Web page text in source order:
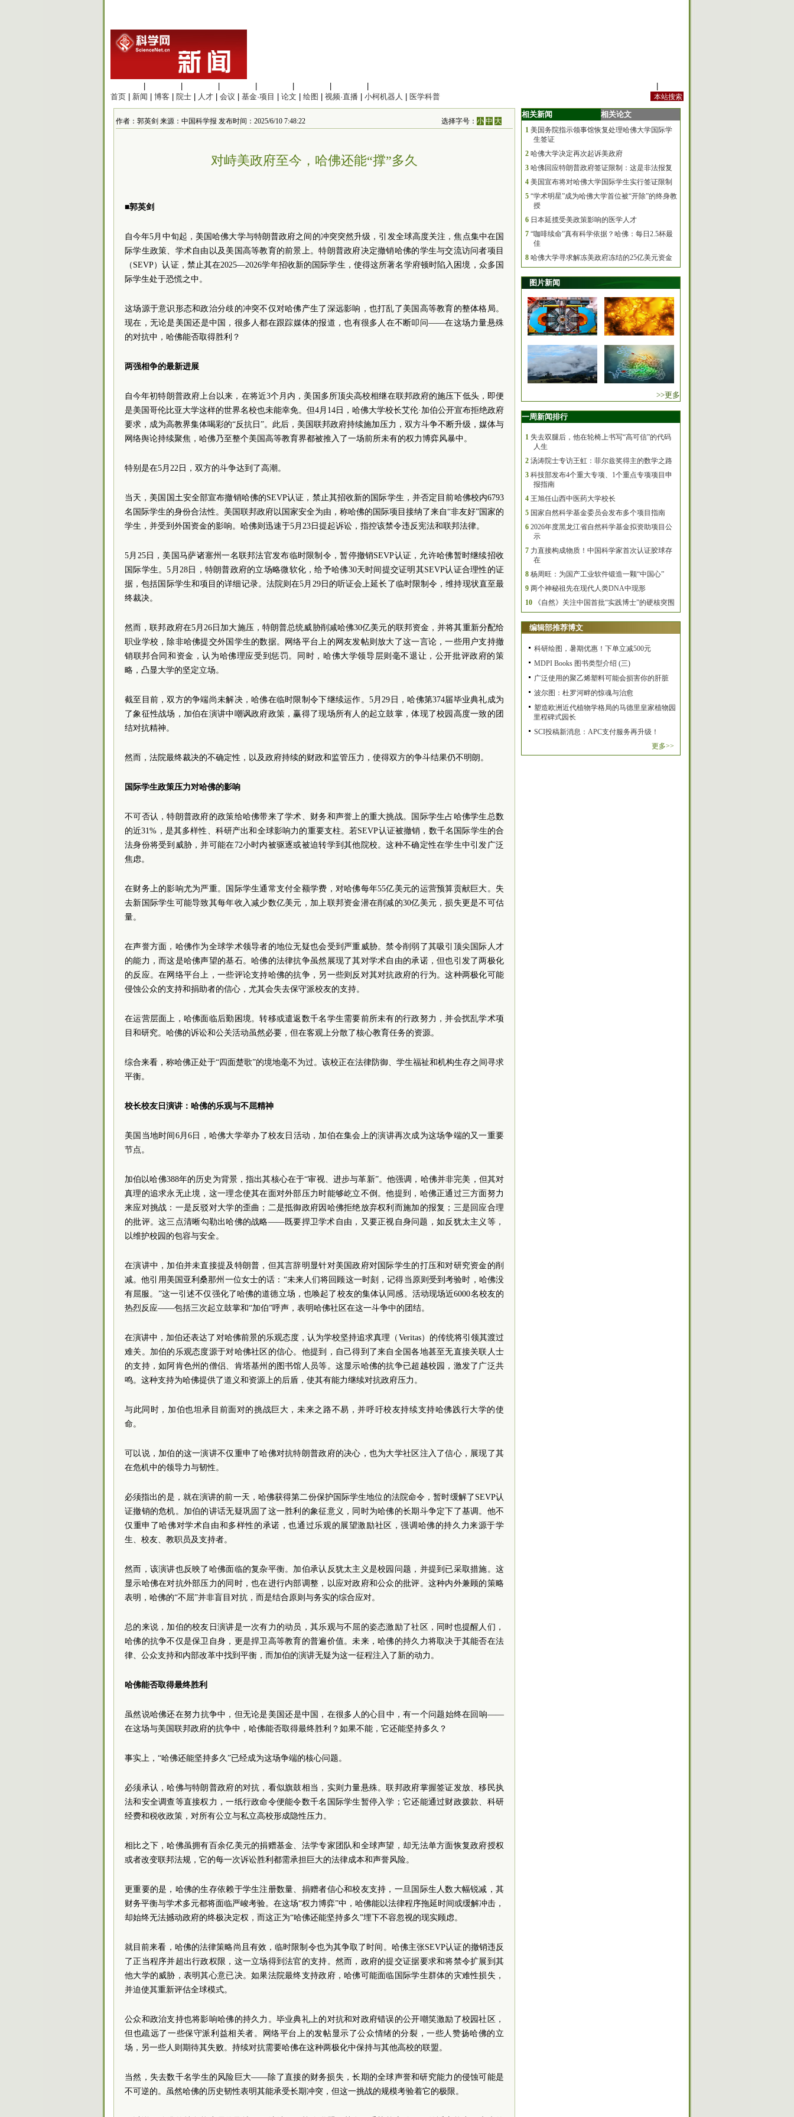
首页
新闻 博客 院士 人才 会议 基金·项目 论文 绘图 视频·直播 小柯机器人 医学科普
作者：郭英剑 来源：中国科学报 发布时间：2025/6/10 7:48:22 选择字号：小 中 大
对峙美政府至今，哈佛还能“撑”多久
■郭英剑
自今年5月中旬起，美国哈佛大学与特朗普政府之间的冲突突然升级，引发全球高度关注，焦点集中在国
际学生政策、学术自由以及美国高等教育的前景上。特朗普政府决定撤销哈佛的学生与交流访问者项目
（SEVP）认证，禁止其在2025—2026学年招收新的国际学生，使得这所著名学府顿时陷入困境，众多国
际学生处于恐慌之中。
这场源于意识形态和政治分歧的冲突不仅对哈佛产生了深远影响，也打乱了美国高等教育的整体格局。
现在，无论是美国还是中国，很多人都在跟踪媒体的报道，也有很多人在不断叩问——在这场力量悬殊
的对抗中，哈佛能否取得胜利？
两强相争的最新进展
自今年初特朗普政府上台以来，在将近3个月内，美国多所顶尖高校相继在联邦政府的施压下低头，即便
是美国哥伦比亚大学这样的世界名校也未能幸免。但4月14日，哈佛大学校长艾伦·加伯公开宣布拒绝政府
要求，成为高教界集体喝彩的“反抗日”。此后，美国联邦政府持续施加压力，双方斗争不断升级，媒体与
网络舆论持续聚焦，哈佛乃至整个美国高等教育界都被推入了一场前所未有的权力博弈风暴中。
特别是在5月22日，双方的斗争达到了高潮。
当天，美国国土安全部宣布撤销哈佛的SEVP认证，禁止其招收新的国际学生，并否定目前哈佛校内6793
名国际学生的身份合法性。美国联邦政府以国家安全为由，称哈佛的国际项目接纳了来自“非友好”国家的
学生，并受到外国资金的影响。哈佛则迅速于5月23日提起诉讼，指控该禁令违反宪法和联邦法律。
5月25日，美国马萨诸塞州一名联邦法官发布临时限制令，暂停撤销SEVP认证，允许哈佛暂时继续招收
国际学生。5月28日，特朗普政府的立场略微软化，给予哈佛30天时间提交证明其SEVP认证合理性的证
据，包括国际学生和项目的详细记录。法院则在5月29日的听证会上延长了临时限制令，维持现状直至最
终裁决。
然而，联邦政府在5月26日加大施压，特朗普总统威胁削减哈佛30亿美元的联邦资金，并将其重新分配给
职业学校，除非哈佛提交外国学生的数据。网络平台上的网友发帖则放大了这一言论，一些用户支持撤
销联邦合同和资金，认为哈佛理应受到惩罚。同时，哈佛大学领导层则毫不退让，公开批评政府的策
略，凸显大学的坚定立场。
截至目前，双方的争端尚未解决，哈佛在临时限制令下继续运作。5月29日，哈佛第374届毕业典礼成为
了象征性战场，加伯在演讲中嘲讽政府政策，赢得了现场所有人的起立鼓掌，体现了校园高度一致的团
结对抗精神。
然而，法院最终裁决的不确定性，以及政府持续的财政和监管压力，使得双方的争斗结果仍不明朗。
国际学生政策压力对哈佛的影响
不可否认，特朗普政府的政策给哈佛带来了学术、财务和声誉上的重大挑战。国际学生占哈佛学生总数
的近31%，是其多样性、科研产出和全球影响力的重要支柱。若SEVP认证被撤销，数千名国际学生的合
法身份将受到威胁，并可能在72小时内被驱逐或被迫转学到其他院校。这种不确定性在学生中引发广泛
焦虑。
在财务上的影响尤为严重。国际学生通常支付全额学费，对哈佛每年55亿美元的运营预算贡献巨大。失
去新国际学生可能导致其每年收入减少数亿美元，加上联邦资金潜在削减的30亿美元，损失更是不可估
量。
在声誉方面，哈佛作为全球学术领导者的地位无疑也会受到严重威胁。禁令削弱了其吸引顶尖国际人才
的能力，而这是哈佛声望的基石。哈佛的法律抗争虽然展现了其对学术自由的承诺，但也引发了两极化
的反应。在网络平台上，一些评论支持哈佛的抗争，另一些则反对其对抗政府的行为。这种两极化可能
侵蚀公众的支持和捐助者的信心，尤其会失去保守派校友的支持。
在运营层面上，哈佛面临后勤困境。转移或遣返数千名学生需要前所未有的行政努力，并会扰乱学术项
目和研究。哈佛的诉讼和公关活动虽然必要，但在客观上分散了核心教育任务的资源。
综合来看，称哈佛正处于“四面楚歌”的境地毫不为过。该校正在法律防御、学生福祉和机构生存之间寻求
平衡。
校长校友日演讲：哈佛的乐观与不屈精神
美国当地时间6月6日，哈佛大学举办了校友日活动，加伯在集会上的演讲再次成为这场争端的又一重要
节点。
加伯以哈佛388年的历史为背景，指出其核心在于“审视、进步与革新”。他强调，哈佛并非完美，但其对
真理的追求永无止境，这一理念使其在面对外部压力时能够屹立不倒。他提到，哈佛正通过三方面努力
来应对挑战：一是反驳对大学的歪曲；二是抵御政府因哈佛拒绝放弃权利而施加的报复；三是回应合理
的批评。这三点清晰勾勒出哈佛的战略——既要捍卫学术自由，又要正视自身问题，如反犹太主义等，
以维护校园的包容与安全。
在演讲中，加伯并未直接提及特朗普，但其言辞明显针对美国政府对国际学生的打压和对研究资金的削
减。他引用美国亚利桑那州一位女士的话：“未来人们将回顾这一时刻，记得当原则受到考验时，哈佛没
有屈服。”这一引述不仅强化了哈佛的道德立场，也唤起了校友的集体认同感。活动现场近6000名校友的
热烈反应——包括三次起立鼓掌和“加伯”呼声，表明哈佛社区在这一斗争中的团结。
在演讲中，加伯还表达了对哈佛前景的乐观态度，认为学校坚持追求真理（Veritas）的传统将引领其渡过
难关。加伯的乐观态度源于对哈佛社区的信心。他提到，自己得到了来自全国各地甚至无直接关联人士
的支持，如阿肯色州的僧侣、肯塔基州的图书馆人员等。这显示哈佛的抗争已超越校园，激发了广泛共
鸣。这种支持为哈佛提供了道义和资源上的后盾，使其有能力继续对抗政府压力。
与此同时，加伯也坦承目前面对的挑战巨大，未来之路不易，并呼吁校友持续支持哈佛践行大学的使
命。
可以说，加伯的这一演讲不仅重申了哈佛对抗特朗普政府的决心，也为大学社区注入了信心，展现了其
在危机中的领导力与韧性。
必须指出的是，就在演讲的前一天，哈佛获得第二份保护国际学生地位的法院命令，暂时缓解了SEVP认
证撤销的危机。加伯的讲话无疑巩固了这一胜利的象征意义，同时为哈佛的长期斗争定下了基调。他不
仅重申了哈佛对学术自由和多样性的承诺，也通过乐观的展望激励社区，强调哈佛的持久力来源于学
生、校友、教职员及支持者。
然而，该演讲也反映了哈佛面临的复杂平衡。加伯承认反犹太主义是校园问题，并提到已采取措施。这
显示哈佛在对抗外部压力的同时，也在进行内部调整，以应对政府和公众的批评。这种内外兼顾的策略
表明，哈佛的“不屈”并非盲目对抗，而是结合原则与务实的综合应对。
总的来说，加伯的校友日演讲是一次有力的动员，其乐观与不屈的姿态激励了社区，同时也提醒人们，
哈佛的抗争不仅是保卫自身，更是捍卫高等教育的普遍价值。未来，哈佛的持久力将取决于其能否在法
律、公众支持和内部改革中找到平衡，而加伯的演讲无疑为这一征程注入了新的动力。
哈佛能否取得最终胜利
虽然说哈佛还在努力抗争中，但无论是美国还是中国，在很多人的心目中，有一个问题始终在回响——
在这场与美国联邦政府的抗争中，哈佛能否取得最终胜利？如果不能，它还能坚持多久？
事实上，“哈佛还能坚持多久”已经成为这场争端的核心问题。
必须承认，哈佛与特朗普政府的对抗，看似旗鼓相当，实则力量悬殊。联邦政府掌握签证发放、移民执
法和安全调查等直接权力，一纸行政命令便能令数千名国际学生暂停入学；它还能通过财政拨款、科研
经费和税收政策，对所有公立与私立高校形成隐性压力。
相比之下，哈佛虽拥有百余亿美元的捐赠基金、法学专家团队和全球声望，却无法单方面恢复政府授权
或者改变联邦法规，它的每一次诉讼胜利都需承担巨大的法律成本和声誉风险。
更重要的是，哈佛的生存依赖于学生注册数量、捐赠者信心和校友支持，一旦国际生人数大幅锐减，其
财务平衡与学术多元都将面临严峻考验。在这场“权力博弈”中，哈佛能以法律程序拖延时间或缓解冲击，
却始终无法撼动政府的终极决定权，而这正为“哈佛还能坚持多久”埋下不容忽视的现实顾虑。
就目前来看，哈佛的法律策略尚且有效，临时限制令也为其争取了时间。哈佛主张SEVP认证的撤销违反
了正当程序并超出行政权限，这一立场得到法官的支持。然而，政府的提交证据要求和将禁令扩展到其
他大学的威胁，表明其心意已决。如果法院最终支持政府，哈佛可能面临国际学生群体的灾难性损失，
并迫使其重新评估全球模式。
公众和政治支持也将影响哈佛的持久力。毕业典礼上的对抗和对政府错误的公开嘲笑激励了校园社区，
但也疏远了一些保守派利益相关者。网络平台上的发帖显示了公众情绪的分裂，一些人赞扬哈佛的立
场，另一些人则期待其失败。持续对抗需要哈佛在这种两极化中保持与其他高校的联盟。
当然，失去数千名学生的风险巨大——除了直接的财务损失，长期的全球声誉和研究能力的侵蚀可能是
不可逆的。虽然哈佛的历史韧性表明其能承受长期冲突，但这一挑战的规模考验着它的极限。
相关新闻 相关论文
1 美国务院指示领事馆恢复处理哈佛大学国际学
生签证
2 哈佛大学决定再次起诉美政府
3 哈佛回应特朗普政府签证限制：这是非法报复
4 美国宣布将对哈佛大学国际学生实行签证限制
5 “学术明星”成为哈佛大学首位被“开除”的终身教
授
6 日本延揽受美政策影响的医学人才
7 “咖啡续命”真有科学依据？哈佛：每日2.5杯最
佳
8 哈佛大学寻求解冻美政府冻结的25亿美元资金
图片新闻
>>更多
一周新闻排行
1 失去双腿后，他在轮椅上书写“高可信”的代码
人生
2 汤涛院士专访王虹：菲尔兹奖得主的数学之路
3 科技部发布4个重大专项、1个重点专项项目申
报指南
4 王旭任山西中医药大学校长
5 国家自然科学基金委员会发布多个项目指南
6 2026年度黑龙江省自然科学基金拟资助项目公
示
7 力直接构成物质！中国科学家首次认证胶球存
在
8 杨周旺：为国产工业软件锻造一颗“中国心”
9 两个神秘祖先在现代人类DNA中现形
10
《自然》关注中国首批“实践博士”的硬核突围
编辑部推荐博文
科研绘图，暑期优惠！下单立减500元
MDPI Books 图书类型介绍 (三)
广泛使用的聚乙烯塑料可能会损害你的肝脏
波尔图：杜罗河畔的惊魂与治愈
塑造欧洲近代植物学格局的马德里皇家植物园
里程碑式园长
SCI投稿新消息：APC支付服务再升级！
更多>>